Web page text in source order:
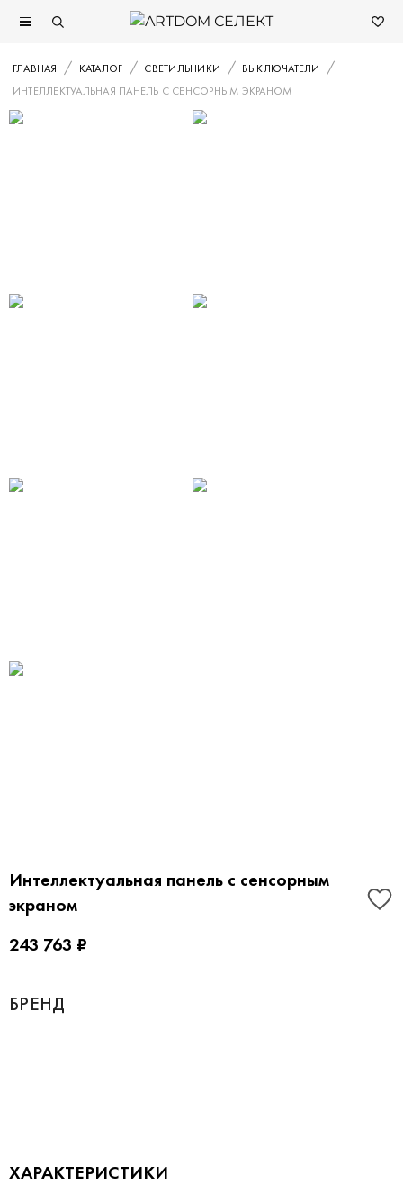
ГЛАВНАЯ КАТАЛОГ СВЕТИЛЬНИКИ
ВЫКЛЮЧАТЕЛИ
ИНТЕЛЛЕКТУАЛЬНАЯ ПАНЕЛЬ С СЕНСОРНЫМ ЭКРАНОМ
Интеллектуальная панель с сенсорным
экраном
243 763 ₽
БРЕНД
ХАРАКТЕРИСТИКИ